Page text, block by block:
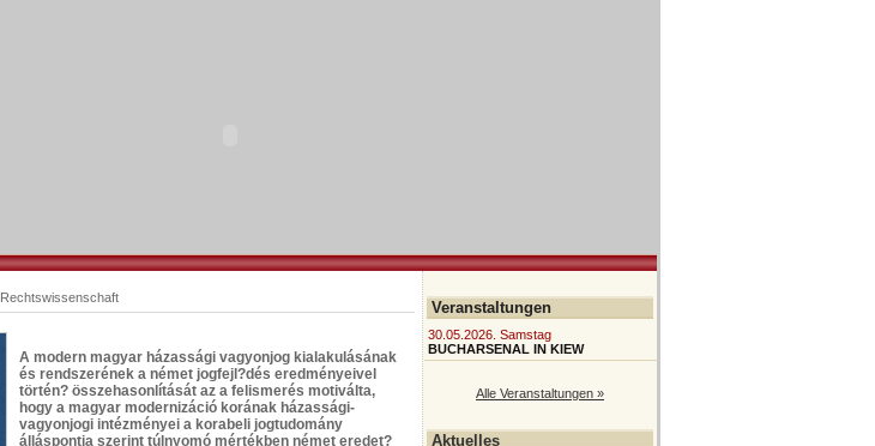
Rechtswissenschaft
A modern magyar házassági vagyonjog kialakulásának
és rendszerének a német jogfejl?dés eredményeivel
történ? összehasonlítását az a felismerés motiválta,
hogy a magyar modernizáció korának házassági-
vagyonjogi intézményei a korabeli jogtudomány
álláspontja szerint túlnyomó mértékben német eredet?
Veranstaltungen
30.05.2026. Samstag
BUCHARSENAL IN KIEW
Alle Veranstaltungen »
Aktuelles